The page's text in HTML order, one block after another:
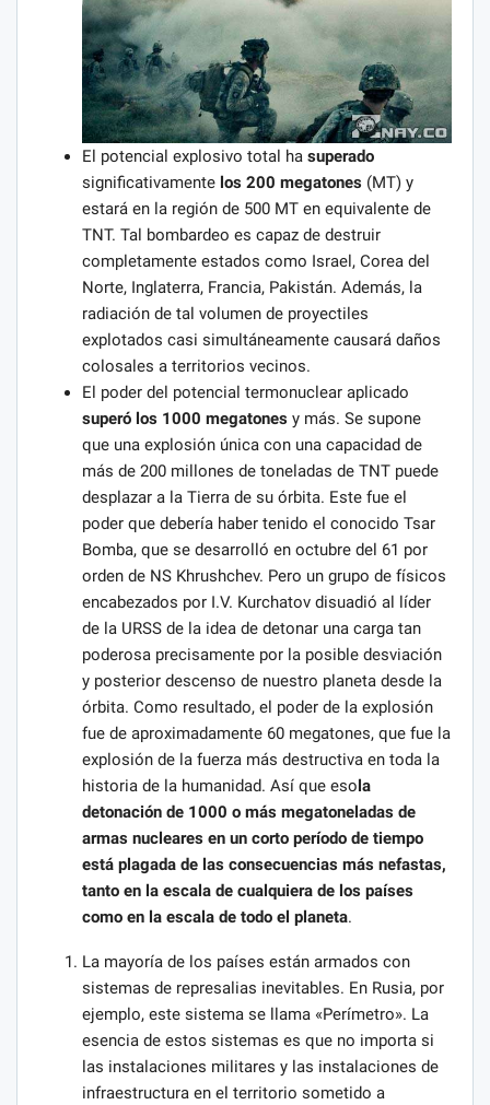
El potencial explosivo total ha superado
significativamente los 200 megatones (MT) y
estará en la región de 500 MT en equivalente de
TNT. Tal bombardeo es capaz de destruir
completamente estados como Israel, Corea del
Norte, Inglaterra, Francia, Pakistán. Además, la
radiación de tal volumen de proyectiles
explotados casi simultáneamente causará daños
colosales a territorios vecinos.
El poder del potencial termonuclear aplicado
superó los 1000 megatones y más. Se supone
que una explosión única con una capacidad de
más de 200 millones de toneladas de TNT puede
desplazar a la Tierra de su órbita. Este fue el
poder que debería haber tenido el conocido Tsar
Bomba, que se desarrolló en octubre del 61 por
orden de NS Khrushchev. Pero un grupo de físicos
encabezados por I.V. Kurchatov disuadió al líder
de la URSS de la idea de detonar una carga tan
poderosa precisamente por la posible desviación
y posterior descenso de nuestro planeta desde la
órbita. Como resultado, el poder de la explosión
fue de aproximadamente 60 megatones, que fue la
explosión de la fuerza más destructiva en toda la
historia de la humanidad. Así que esola
detonación de 1000 o más megatoneladas de
armas nucleares en un corto período de tiempo
está plagada de las consecuencias más nefastas,
tanto en la escala de cualquiera de los países
como en la escala de todo el planeta.
La mayoría de los países están armados con
sistemas de represalias inevitables. En Rusia, por
ejemplo, este sistema se llama «Perímetro». La
esencia de estos sistemas es que no importa si
las instalaciones militares y las instalaciones de
infraestructura en el territorio sometido a